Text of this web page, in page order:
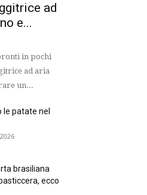
ad
e...
in pochi
ad aria
un...
le patate nel
brasiliana
ecco